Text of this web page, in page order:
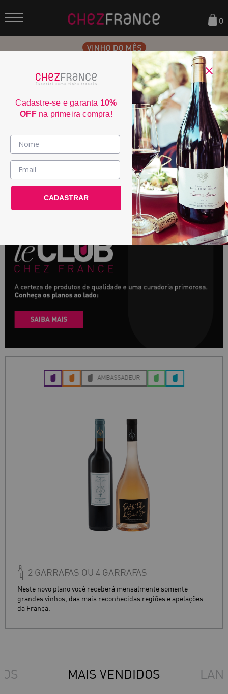
Vinhos >
País / Região >
Le Club >
0
4 GARRAFAS
receberá mensalmente somente
reconhecidas regiões e apelações
Receba vinhos
consagradas. Um
ÉLÉGANT
MAIS VENDIDOS
Cadastre-se e garanta 10%
OFFna primeira compra!
CADASTRAR